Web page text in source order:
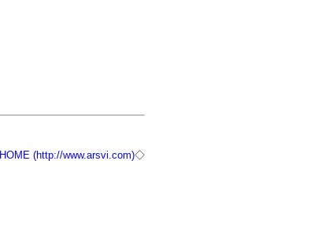
HOME (http://www.arsvi.com)◇